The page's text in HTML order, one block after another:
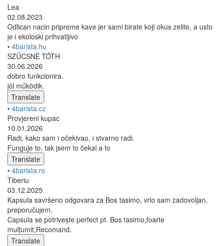
Lea
02.08.2023
Odlican nacin pripreme kave jer sami birate koji okus zelite, a usto
je i ekoloski prihvatljivo
• 4barista.hu
SZŰCSNÉ TÓTH
30.06.2026
dobro funkcionira.
jól működik.
Translate
• 4barista.cz
Provjereni kupac
10.01.2026
Radi, kako sam i očekivao, i stvarno radi.
Funguje to, tak jsem to čekal a to
Translate
• 4barista.ro
Tiberiu
03.12.2025
Kapsula savršeno odgovara za Bos tasimo, vrlo sam zadovoljan,
preporučujem.
Capsula se potrivește perfect pt. Bos tasimo,foarte
mulțumit,Recomand.
Translate